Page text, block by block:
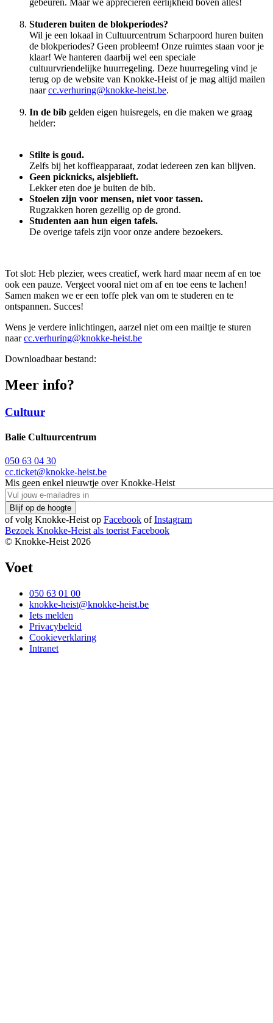
gebeuren. Maar we appreciëren eerlijkheid boven alles!
Studeren buiten de blokperiodes?
Wil je een lokaal in Cultuurcentrum Scharpoord huren buiten
de blokperiodes? Geen probleem! Onze ruimtes staan voor je
klaar! We hanteren daarbij wel een speciale
cultuurvriendelijke huurregeling. Deze huurregeling vind je
terug op de website van Knokke-Heist of je mag altijd mailen
naarcc.verhuring@knokke-heist.be.
In de bib gelden eigen huisregels, en die maken we graag
helder:
Stilte is goud.
Zelfs bij het koffieapparaat, zodat iedereen zen kan blijven.
Geen picknicks, alsjeblieft.
Lekker eten doe je buiten de bib.
Stoelen zijn voor mensen, niet voor tassen.
Rugzakken horen gezellig op de grond.
Studenten aan hun eigen tafels.
De overige tafels zijn voor onze andere bezoekers.
Tot slot: Heb plezier, wees creatief, werk hard maar neem af en toe
ook een pauze. Vergeet vooral niet om af en toe eens te lachen!
Samen maken we er een toffe plek van om te studeren en te
ontspannen. Succes!
Wens je verdere inlichtingen, aarzel niet om een mailtje te sturen
naarcc.verhuring@knokke-heist.be
Downloadbaar bestand:
Meer info?
Cultuur
Balie Cultuurcentrum
050 63 04 30
cc.ticket@knokke-heist.be
Mis geen enkel nieuwtje over Knokke-Heist
of volg Knokke-Heist op Facebook ofInstagram
Bezoek Knokke-Heist als toerist Facebook
© Knokke-Heist 2026
Voet
050 63 01 00
knokke-heist@knokke-heist.be
Iets melden
Privacybeleid
Cookieverklaring
Intranet